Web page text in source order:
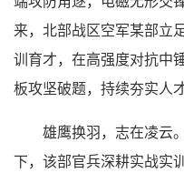
来，北部战区空军某部立
训育才，在高强度对抗中
板攻坚破题，持续夯实人
雄鹰换羽，志在凌云
下，该部官兵深耕实战实